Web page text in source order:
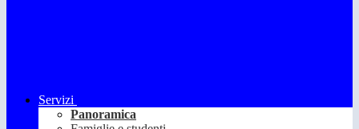
Servizi
Panoramica